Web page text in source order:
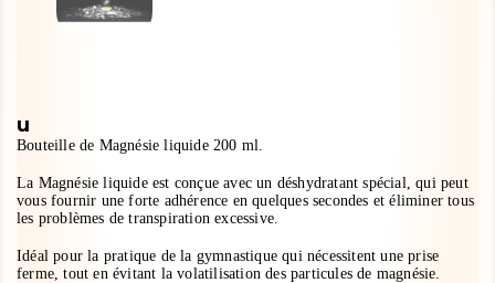
u
Bouteille de Magnésie liquide 200 ml.
La Magnésie liquide est conçue avec un déshydratant spécial, qui peut
vous fournir une forte adhérence en quelques secondes et éliminer tous
les problèmes de transpiration excessive.
Idéal pour la pratique de la gymnastique qui nécessitent une prise
ferme, tout en évitant la volatilisation des particules de magnésie.